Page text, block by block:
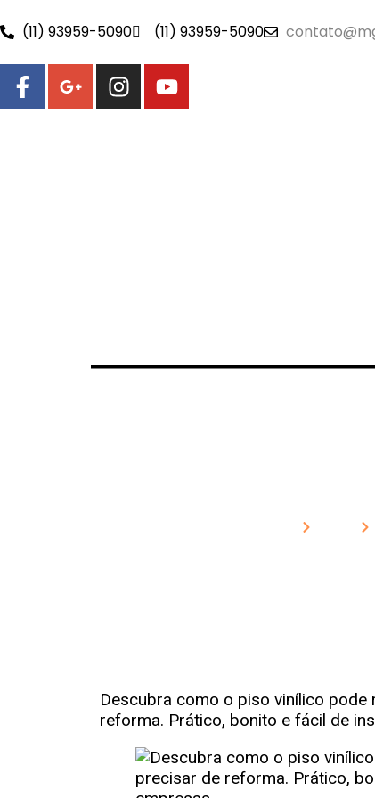
(11) 93959-5090 (11) 93959-5090
Descubra como o piso vinílico
reforma. Prático, bonito e fácil de